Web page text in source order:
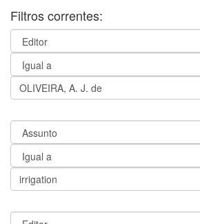
Filtros correntes: